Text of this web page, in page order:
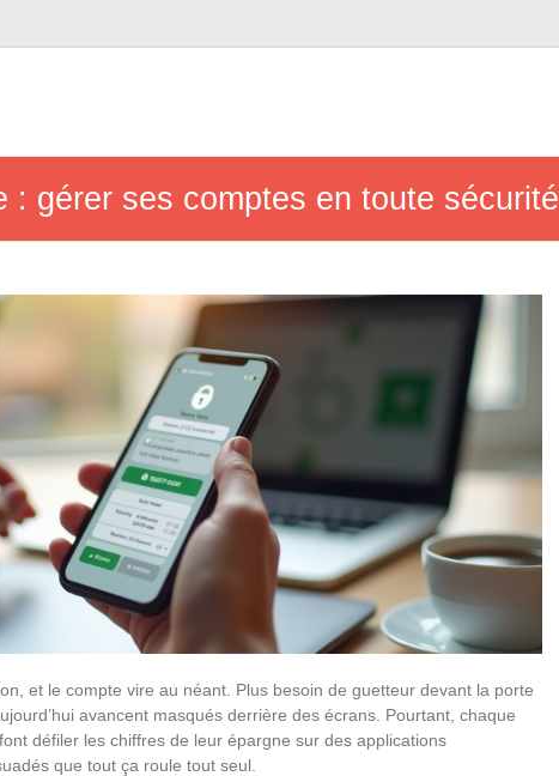
: gérer ses comptes en toute sécurité
et le compte vire au néant. Plus besoin de guetteur devant la porte
avancent masqués derrière des écrans. Pourtant, chaque
défiler les chiffres de leur épargne sur des applications
que tout ça roule tout seul.